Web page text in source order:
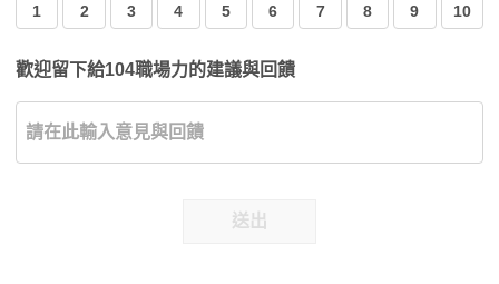
1 2 3 4 5 6 7 8 9 10
歡迎留下給104職場力的建議與回饋
送出